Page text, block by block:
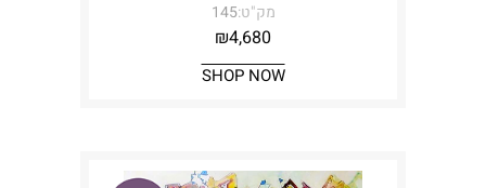
מק"ט:145
₪4,680
SHOP NOW